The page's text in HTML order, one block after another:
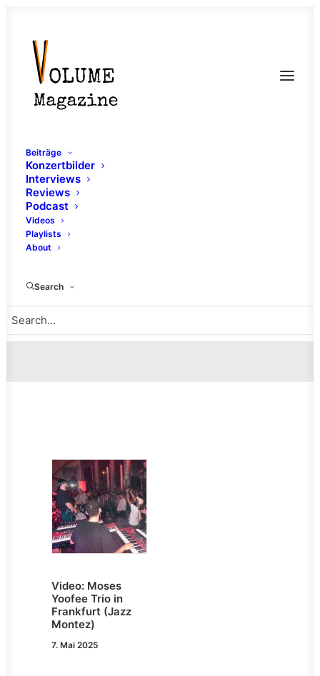
Beiträge
Konzertbilder
Interviews
Reviews
Podcast
Videos
Playlists
About
Search
Video: Moses
Yoofee Trio in
Frankfurt (Jazz
Montez)
7. Mai 2025